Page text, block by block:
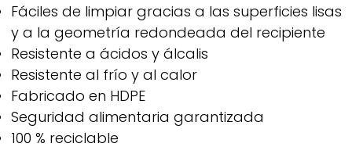
Fáciles de limpiar gracias a las superficies lisas
y a la geometría redondeada del recipiente
Resistente a ácidos y álcalis
Resistente al frío y al calor
Fabricado en HDPE
Seguridad alimentaria garantizada
100 % reciclable